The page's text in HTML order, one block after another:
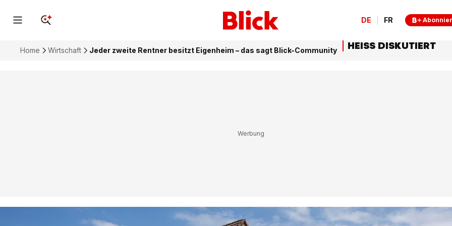
DE FR
Home Wirtschaft Jeder zweite Rentner besitzt Eigenheim – das sagt Blick-Community HEISS DISKUTIERT